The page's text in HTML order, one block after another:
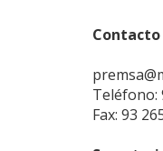
Contacto
Teléfono:
Fax: 93